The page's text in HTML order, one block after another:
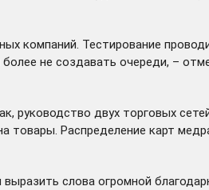
компаний. Тестирование
не создавать очереди, –
руководство двух торговых
Распределение карт
слова огромной